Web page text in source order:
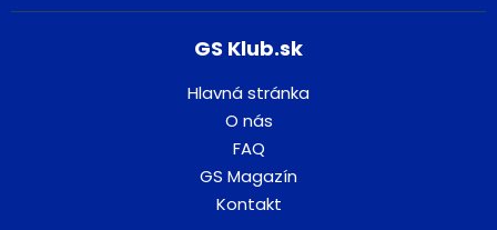
GS Klub.sk
Hlavná stránka
O nás
FAQ
GS Magazín
Kontakt